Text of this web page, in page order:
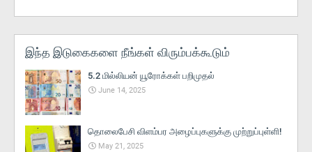
இந்த இடுகைகளை நீங்கள் விரும்பக்கூடும்
5.2 மில்லியன் யூரோக்கள் பறிமுதல்
June 14, 2025
தொலைபேசி விளம்பர அழைப்புகளுக்கு முற்றுப்புள்ளி!
May 21, 2025